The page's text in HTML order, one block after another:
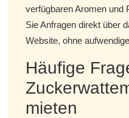
verfügbaren Aromen und
Sie Anfragen direkt über
Website, ohne
Häufige
mieten